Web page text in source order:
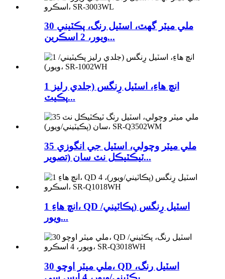
30 ملي ميٽر گهٽ، اسٽيل رنگ، پڪٽيني
ويور، 2 اسڪرين...
1 انچ هاءِ، اسٽيل رِنگس (جلدي رليز
پڪيٽ...
35 ملي ميٽر وچولي، اسٽيل جي انگوزي
ٽيڪٽيڪل نٽ سان (تصوير...
1 انچ هاءِ، QD اسٽيل رِنگس (پڪاٽيني/
ويور...
30 ملي ميٽر اوچو، QD اسٽيل رنگ،